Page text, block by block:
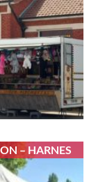
– HARNES